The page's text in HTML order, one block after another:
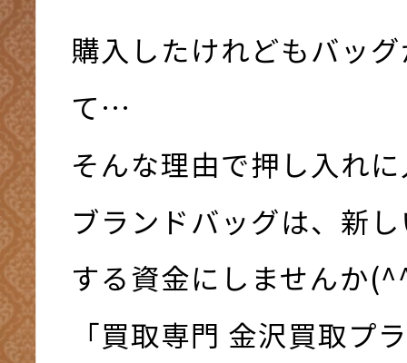
購入したけれどもバッ
て…
そんな理由で押し入れ
ブランドバッグは、新
する資金にしませんか
「買取専門 金沢買取プ